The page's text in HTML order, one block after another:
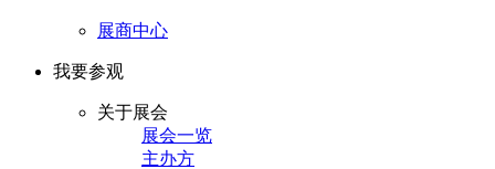
展商中心
我要参观
关于展会
展会一览
主办方